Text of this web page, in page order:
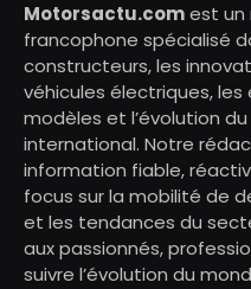
Motorsactu.comest un
francophone spécialisé
constructeurs, les
véhicules électriques,
modèles et l’évolution
international. Notre
information fiable,
focus sur la mobilité de
et les tendances du
aux passionnés,
suivre l’évolution du